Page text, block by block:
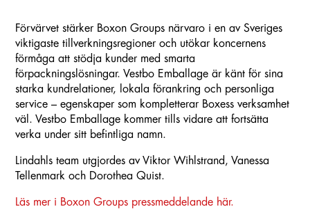
Förvärvet stärker Boxon Groups närvaro i en av Sveriges
viktigaste tillverkningsregioner och utökar koncernens
förmåga att stödja kunder med smarta
förpackningslösningar. Vestbo Emballage är känt för sina
starka kundrelationer, lokala förankring och personliga
service – egenskaper som kompletterar Boxess verksamhet
väl. Vestbo Emballage kommer tills vidare att fortsätta
verka under sitt befintliga namn.
Lindahls team utgjordes av Viktor Wihlstrand, Vanessa
Tellenmark och Dorothea Quist.
Läs mer i Boxon Groups pressmeddelande här.